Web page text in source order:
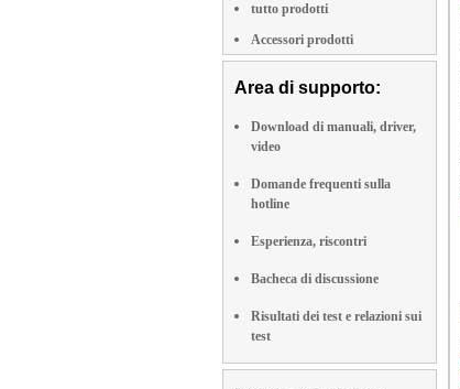
tutto prodotti
Accessori prodotti
Area di supporto:
Download di manuali, driver,
video
Domande frequenti sulla
hotline
Esperienza, riscontri
Bacheca di discussione
Risultati dei test e relazioni sui
test